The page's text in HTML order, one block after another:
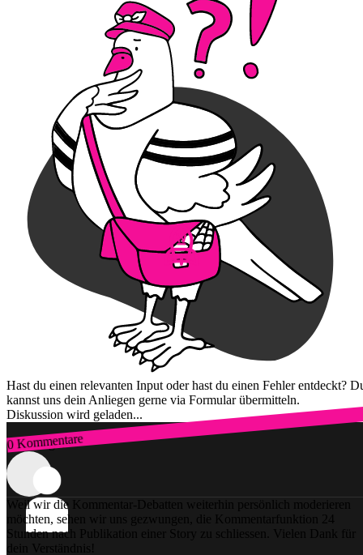
Hast du einen relevanten Input oder hast du einen Fehler entdeckt?
kannst uns dein Anliegen gerne via Formular übermitteln.
Diskussion wird geladen...
0 Kommentare
Zum Login
Weil wir die Kommentar-Debatten weiterhin persönlich moderieren
möchten, sehen wir uns gezwungen, die Kommentarfunktion 24
Stunden nach Publikation einer Story zu schliessen. Vielen Dank für
dein Verständnis!